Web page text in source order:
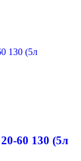
60 130 (5л